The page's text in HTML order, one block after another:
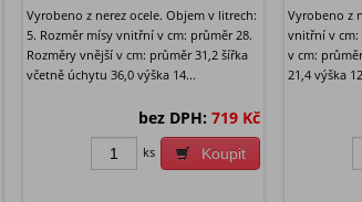
Vyrobeno z nerez ocele. Objem v litrech:
5. Rozměr mísy vnitřní v cm: průměr 28.
Rozměry vnější v cm: průměr 31,2 šířka
včetně úchytu 36,0 výška 14...
bez DPH: 719 Kč
Koupit
ks
Vyrobeno z
vnitřní v cm:
v cm:
21,4 výška